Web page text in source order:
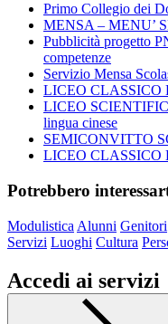
Primo Collegio dei
MENSA – MENU’
Pubblicità progetto
competenze
Servizio Mensa
LICEO CLASSICO
LICEO
lingua cinese
SEMICONVITTO
LICEO CLASSICO
Potrebbero
Modulistica Alunni Genitori
Servizi Luoghi Cultura
Accedi ai servizi